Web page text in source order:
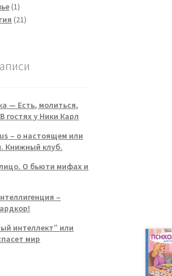
11
product
2121
— Есть, молиться,
гостях у Ники Карл
– о настоящем или
Книжный клуб.
О бьюти мифах и
–
интеллект” или
мир